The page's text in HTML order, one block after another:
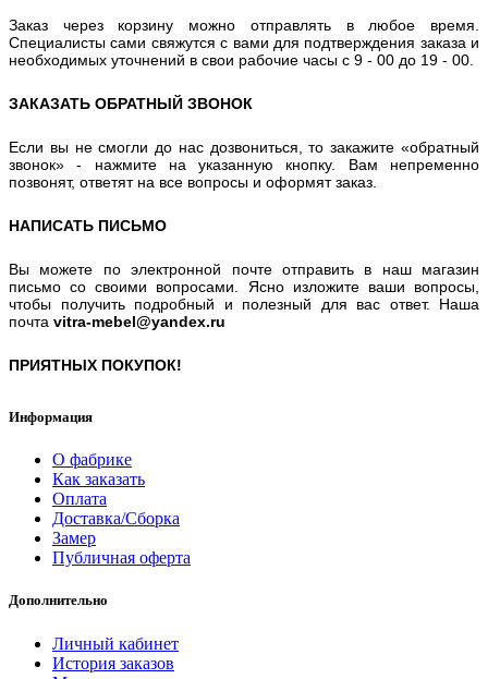
Заказ через корзину можно отправлять в любое время.
Специалисты сами свяжутся с вами для подтверждения заказа и
необходимых уточнений в свои рабочие часы с 9 - 00 до 19 - 00.
ЗАКАЗАТЬ ОБРАТНЫЙ ЗВОНОК
Если вы не смогли до нас дозвониться, то закажите «обратный
звонок» - нажмите на указанную кнопку. Вам непременно
позвонят, ответят на все вопросы и оформят заказ.
НАПИСАТЬ ПИСЬМО
Вы можете по электронной почте отправить в наш магазин
письмо со своими вопросами. Ясно изложите ваши вопросы,
чтобы получить подробный и полезный для вас ответ. Наша
почта vitra-mebel@yandex.ru
ПРИЯТНЫХ ПОКУПОК!
Информация
О фабрике
Как заказать
Оплата
Доставка/Сборка
Замер
Публичная оферта
Дополнительно
Личный кабинет
История заказов